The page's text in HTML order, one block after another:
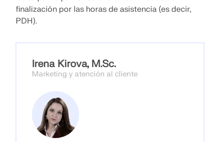
ZONAS DE CARGA
finalización por las horas de asistencia (es decir,
PDH).
Irena Kirova, M.Sc.
Marketing y atención al cliente